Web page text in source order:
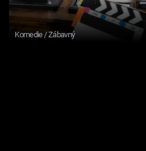
Komedie / Zábavný